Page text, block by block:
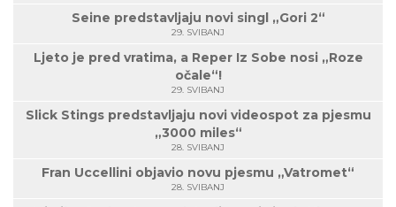
Seine predstavljaju novi singl „Gori 2“
29. SVIBANJ
Ljeto je pred vratima, a Reper Iz Sobe nosi „Roze
očale“!
29. SVIBANJ
Slick Stings predstavljaju novi videospot za pjesmu
„3000 miles“
28. SVIBANJ
Fran Uccellini objavio novu pjesmu „Vatromet“
28. SVIBANJ